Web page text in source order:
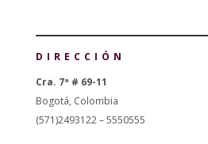
DIRECCIÓN
Cra. 7ª # 69-11
Bogotá, Colombia
(571)2493122 – 5550555